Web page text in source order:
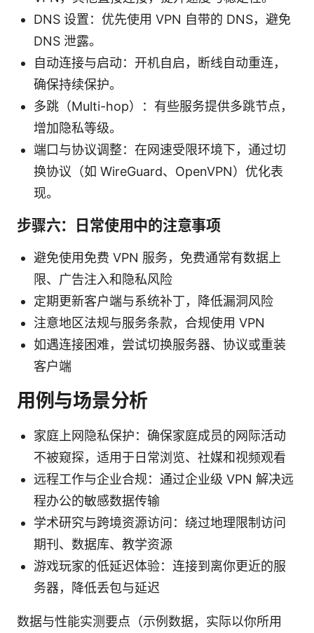
DNS 设置：优先使用 VPN 自带的 DNS，避免
DNS 泄露。
自动连接与启动：开机自启，断线自动重连，
确保持续保护。
多跳（Multi-hop）：有些服务提供多跳节点，
增加隐私等级。
端口与协议调整：在网速受限环境下，通过切
换协议（如 WireGuard、OpenVPN）优化表
现。
步骤六：日常使用中的注意事项
避免使用免费 VPN 服务，免费通常有数据上
限、广告注入和隐私风险
定期更新客户端与系统补丁，降低漏洞风险
注意地区法规与服务条款，合规使用 VPN
如遇连接困难，尝试切换服务器、协议或重装
客户端
用例与场景分析
家庭上网隐私保护：确保家庭成员的网际活动
不被窥探，适用于日常浏览、社媒和视频观看
远程工作与企业合规：通过企业级 VPN 解决远
程办公的敏感数据传输
学术研究与跨境资源访问：绕过地理限制访问
期刊、数据库、教学资源
游戏玩家的低延迟体验：连接到离你更近的服
务器，降低丢包与延迟
数据与性能实测要点（示例数据，实际以你所用